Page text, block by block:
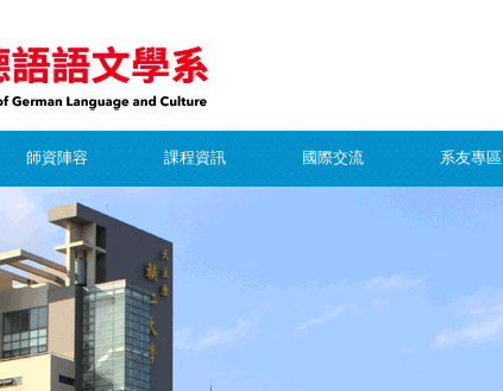
師資陣容 課程資訊 國際交流 系友專區